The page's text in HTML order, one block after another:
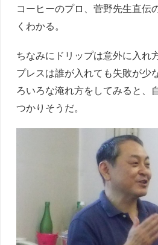
コーヒーのプロ、菅野先生直伝
くわかる。
ちなみにドリップは意外に入れ
プレスは誰が入れても失敗が少
ろいろな淹れ方をしてみると、
つかりそうだ。